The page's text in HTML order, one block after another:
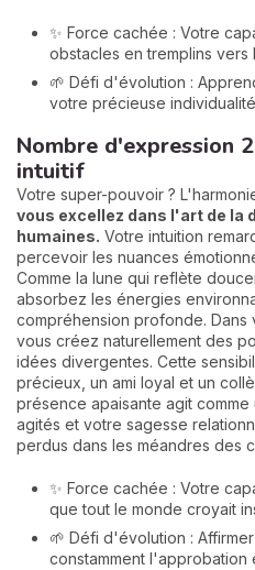
✨ Force cachée : Votre
obstacles en tremplins vers
🌱 Défi d'évolution :
votre précieuse
Nombre d'expression
intuitif
Votre super-pouvoir ?
vous excellez dans l'art de la
humaines. Votre intuition
percevoir les nuances
Comme la lune qui reflète
absorbez les énergies
compréhension profonde. Dans
vous créez naturellement des
idées divergentes. Cette
précieux, un ami loyal et un
présence apaisante agit
agités et votre sagesse
perdus dans les méandres des
✨ Force cachée : Votre
que tout le monde croyait
🌱 Défi d'évolution :
constamment l'approbation